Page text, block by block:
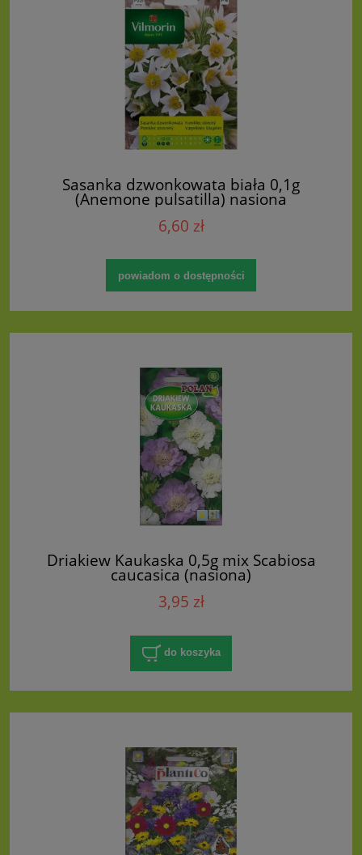
Sasanka dzwonkowata biała 0,1g
(Anemone pulsatilla) nasiona
6,60 zł
powiadom o dostępności
Driakiew Kaukaska 0,5g mix Scabiosa
caucasica (nasiona)
3,95 zł
do koszyka